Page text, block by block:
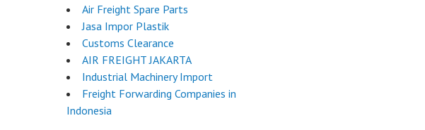
Air Freight Spare Parts
Jasa Impor Plastik
Customs Clearance
AIR FREIGHT JAKARTA
Industrial Machinery Import
Freight Forwarding Companies in
Indonesia